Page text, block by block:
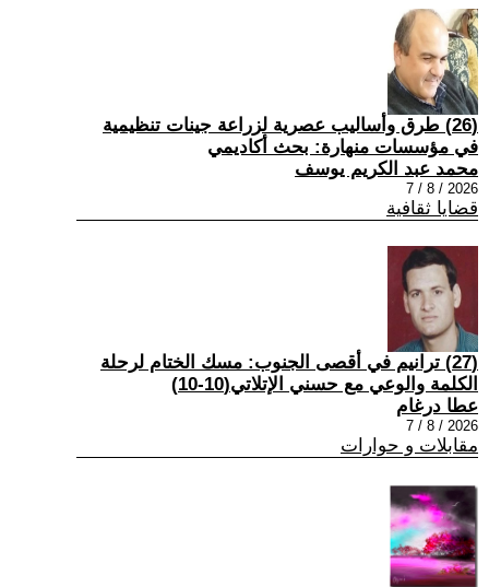
(26) طرق وأساليب عصرية لزراعة جينات تنظيمية
في مؤسسات منهارة: بحث أكاديمي
محمد عبد الكريم يوسف
2026 / 8 / 7
قضايا ثقافية
(27) ترانيم في أقصى الجنوب: مسك الختام لرحلة
الكلمة والوعي مع حسني الإتلاتي(10-10)
عطا درغام
2026 / 8 / 7
مقابلات و حوارات